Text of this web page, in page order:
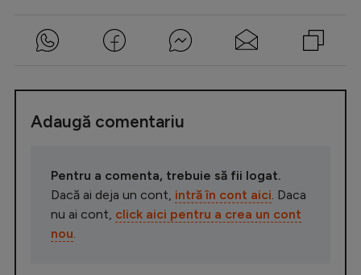
Adaugă comentariu
Pentru a comenta, trebuie să fii logat.
Dacă ai deja un cont, intră în cont aici . Daca
nu ai cont, click aici pentru a crea un cont
nou